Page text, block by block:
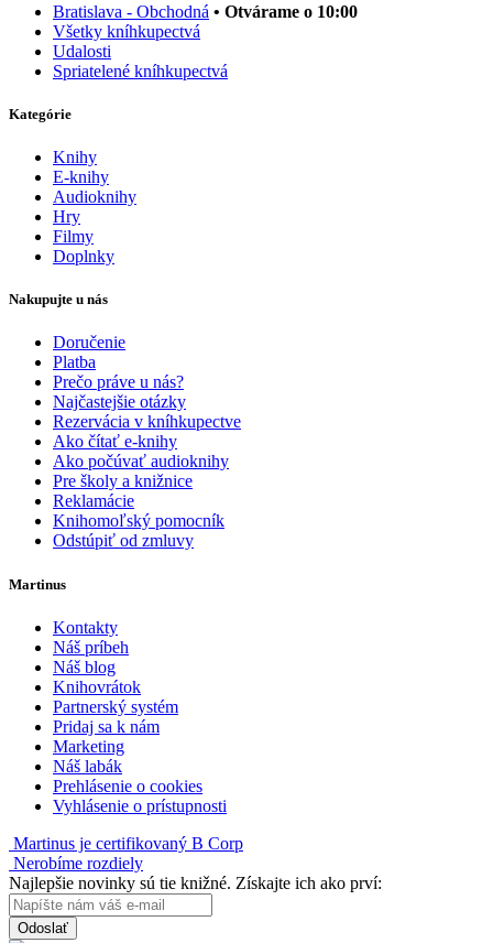
Bratislava - Obchodná • Otvárame o 10:00
Všetky kníhkupectvá
Udalosti
Spriatelené kníhkupectvá
Kategórie
Knihy
E-knihy
Audioknihy
Hry
Filmy
Doplnky
Nakupujte u nás
Doručenie
Platba
Prečo práve u nás?
Najčastejšie otázky
Rezervácia v kníhkupectve
Ako čítať e-knihy
Ako počúvať audioknihy
Pre školy a knižnice
Reklamácie
Knihomoľský pomocník
Odstúpiť od zmluvy
Martinus
Kontakty
Náš príbeh
Náš blog
Knihovrátok
Partnerský systém
Pridaj sa k nám
Marketing
Náš labák
Prehlásenie o cookies
Vyhlásenie o prístupnosti
Martinus je certifikovaný B Corp
Nerobíme rozdiely
Najlepšie novinky sú tie knižné. Získajte ich ako prví:
Odoslať